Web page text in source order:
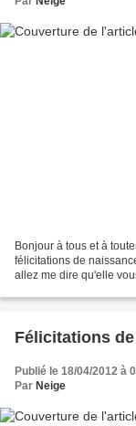
Bonjour à tous et à
félicitations de
allez me dire qu'elle
Félicitations
Publié le 18/04/2012 à
Par Neige